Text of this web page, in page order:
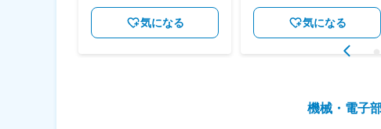
気になる 気になる
機械・電子